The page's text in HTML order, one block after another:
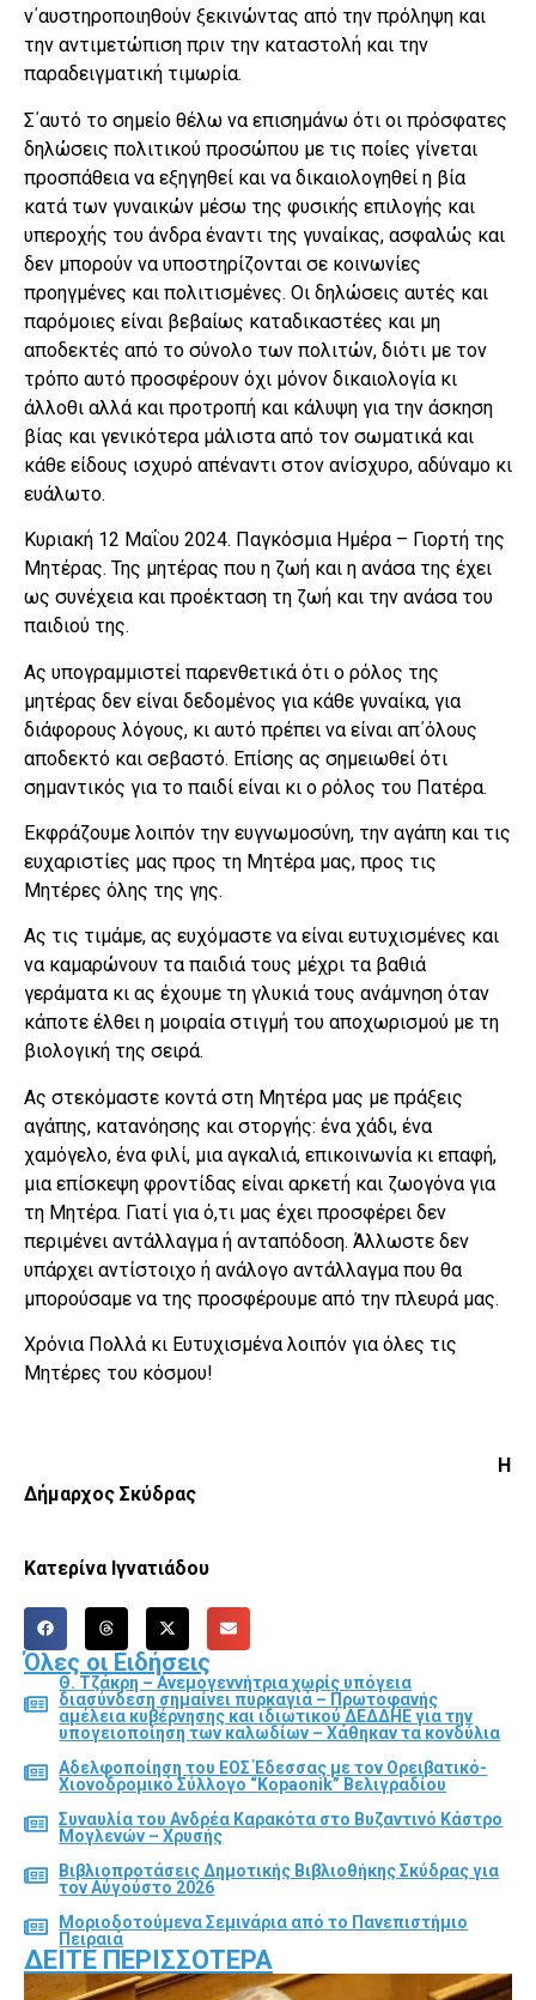
ν΄αυστηροποιηθούν ξεκινώντας από την πρόληψη και
την αντιμετώπιση πριν την καταστολή και την
παραδειγματική τιμωρία.
Σ΄αυτό το σημείο θέλω να επισημάνω ότι οι πρόσφατες
δηλώσεις πολιτικού προσώπου με τις ποίες γίνεται
προσπάθεια να εξηγηθεί και να δικαιολογηθεί η βία
κατά των γυναικών μέσω της φυσικής επιλογής και
υπεροχής του άνδρα έναντι της γυναίκας, ασφαλώς και
δεν μπορούν να υποστηρίζονται σε κοινωνίες
προηγμένες και πολιτισμένες. Οι δηλώσεις αυτές και
παρόμοιες είναι βεβαίως καταδικαστέες και μη
αποδεκτές από το σύνολο των πολιτών, διότι με τον
τρόπο αυτό προσφέρουν όχι μόνον δικαιολογία κι
άλλοθι αλλά και προτροπή και κάλυψη για την άσκηση
βίας και γενικότερα μάλιστα από τον σωματικά και
κάθε είδους ισχυρό απέναντι στον ανίσχυρο, αδύναμο κι
ευάλωτο.
Κυριακή 12 Μαΐου 2024. Παγκόσμια Ημέρα – Γιορτή της
Μητέρας. Της μητέρας που η ζωή και η ανάσα της έχει
ως συνέχεια και προέκταση τη ζωή και την ανάσα του
παιδιού της.
Ας υπογραμμιστεί παρενθετικά ότι ο ρόλος της
μητέρας δεν είναι δεδομένος για κάθε γυναίκα, για
διάφορους λόγους, κι αυτό πρέπει να είναι απ΄όλους
αποδεκτό και σεβαστό. Επίσης ας σημειωθεί ότι
σημαντικός για το παιδί είναι κι ο ρόλος του Πατέρα.
Εκφράζουμε λοιπόν την ευγνωμοσύνη, την αγάπη και τις
ευχαριστίες μας προς τη Μητέρα μας, προς τις
Μητέρες όλης της γης.
Ας τις τιμάμε, ας ευχόμαστε να είναι ευτυχισμένες και
να καμαρώνουν τα παιδιά τους μέχρι τα βαθιά
γεράματα κι ας έχουμε τη γλυκιά τους ανάμνηση όταν
κάποτε έλθει η μοιραία στιγμή του αποχωρισμού με τη
βιολογική της σειρά.
Ας στεκόμαστε κοντά στη Μητέρα μας με πράξεις
αγάπης, κατανόησης και στοργής: ένα χάδι, ένα
χαμόγελο, ένα φιλί, μια αγκαλιά, επικοινωνία κι επαφή,
μια επίσκεψη φροντίδας είναι αρκετή και ζωογόνα για
τη Μητέρα. Γιατί για ό,τι μας έχει προσφέρει δεν
περιμένει αντάλλαγμα ή ανταπόδοση. Άλλωστε δεν
υπάρχει αντίστοιχο ή ανάλογο αντάλλαγμα που θα
μπορούσαμε να της προσφέρουμε από την πλευρά μας.
Χρόνια Πολλά κι Ευτυχισμένα λοιπόν για όλες τις
Μητέρες του κόσμου!
Η
Δήμαρχος Σκύδρας
Κατερίνα Ιγνατιάδου
Όλες οι Ειδήσεις
Θ. Τζάκρη – Ανεμογεννήτρια χωρίς υπόγεια
διασύνδεση σημαίνει πυρκαγιά – Πρωτοφανής
αμέλεια κυβέρνησης και ιδιωτικού ΔΕΔΔΗΕ για την
υπογειοποίηση των καλωδίων – Χάθηκαν τα κονδύλια
Αδελφοποίηση του ΕΟΣ Έδεσσας με τον Ορειβατικό-
Χιονοδρομικό Σύλλογο “Kopaonik” Βελιγραδίου
Συναυλία του Ανδρέα Καρακότα στο Βυζαντινό Κάστρο
Μογλενών – Χρυσής
Βιβλιοπροτάσεις Δημοτικής Βιβλιοθήκης Σκύδρας για
τον Αύγούστο 2026
Μοριοδοτούμενα Σεμινάρια από το Πανεπιστήμιο
Πειραιά
ΔΕΊΤΕ ΠΕΡΙΣΣΌΤΕΡΑ